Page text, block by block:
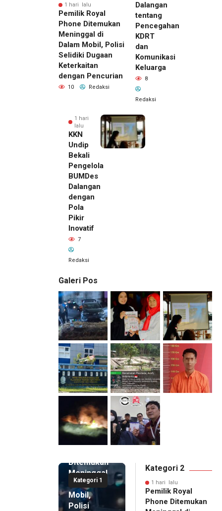
1 hari lalu
Pemilik Royal
Phone Ditemukan
Meninggal di
Dalam Mobil, Polisi
Selidiki Dugaan
Keterkaitan
dengan Pencurian
10 Redaksi
Dalangan
tentang
Pencegahan
KDRT
dan
Komunikasi
Keluarga
8
Redaksi
1 hari
lalu
KKN
Undip
Bekali
Pengelola
BUMDes
Dalangan
dengan
Pola
Pikir
Inovatif
7
Redaksi
Galeri Pos
Kategori 1
1 hari lalu
Pemilik
Ditemukan
Meninggal
di Dalam
Mobil,
Polisi
Kategori 2
1 hari lalu
Pemilik Royal
Phone Ditemukan